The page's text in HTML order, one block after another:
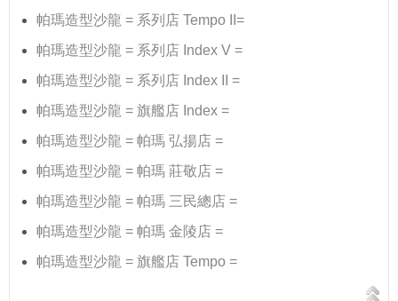
帕瑪造型沙龍 = 系列店 Tempo II=
帕瑪造型沙龍 = 系列店 Index V =
帕瑪造型沙龍 = 系列店 Index II =
帕瑪造型沙龍 = 旗艦店 Index =
帕瑪造型沙龍 = 帕瑪 弘揚店 =
帕瑪造型沙龍 = 帕瑪 莊敬店 =
帕瑪造型沙龍 = 帕瑪 三民總店 =
帕瑪造型沙龍 = 帕瑪 金陵店 =
帕瑪造型沙龍 = 旗艦店 Tempo =